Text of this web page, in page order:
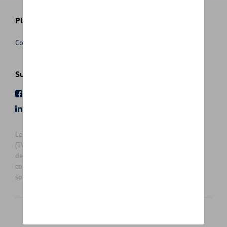
Plus d'informations
Conditions de vente
Suivez nous
Les prix affichés sur le présent site sont des prix recommandés
(TVAc), hors éventuels frais de montage. Pour connaitre le prix
de vente actuel et les éventuels frais de montage, veuillez
contacter votre concessionnaire/agent. Les prix recommandés
sont sujets à des changements sans préavis.